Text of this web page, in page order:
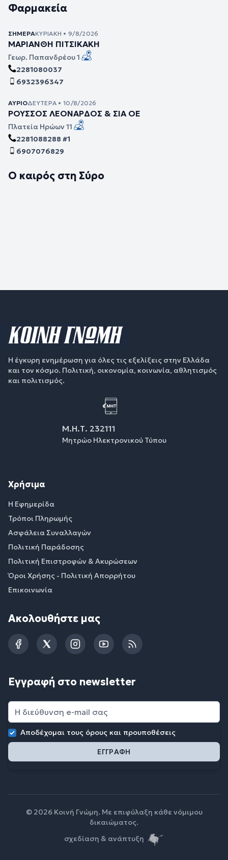
Φαρμακεία
ΣΉΜΕΡΑΚΥΡΙΑΚΉ • 9/8/2026
ΜΑΡΙΑΝΘΗ ΠΙΤΣΙΚΑΚΗ
Γεωρ. Παπανδρέου 1
2281080037
6932396347
ΑΎΡΙΟΔΕΥΤΈΡΑ • 10/8/2026
ΡΟΥΣΣΟΣ ΛΕΟΝΑΡΔΟΣ & ΣΙΑ ΟΕ
Πλατεία Ηρώων 11
2281088288 #1
6907076829
Ο καιρός στη Σύρο
Η έγκυρη ενημέρωση για όλες τις εξελίξεις στην Ελλάδα
και τον κόσμο. Πολιτική, οικονομία, κοινωνία, αθλητισμός
και πολιτισμός.
Μ.Η.Τ. 232111
Μητρώο Ηλεκτρονικού Τύπου
Χρήσιμα
Η Εφημερίδα
Τρόποι Πληρωμής
Ασφάλεια Συναλλαγών
Πολιτική Παράδοσης
Πολιτική Επιστροφών & Ακυρώσεων
Όροι Χρήσης - Πολιτική Απορρήτου
Επικοινωνία
Ακολουθήστε μας
FacebookTwitterInstagramYouTubeRSS
Εγγραφή στο newsletter
Αποδέχομαι τους όρους και προυποθέσεις
© 2026 Κοινή Γνώμη. Με επιφύλαξη κάθε νόμιμου
δικαιώματος.
σχεδίαση & ανάπτυξη